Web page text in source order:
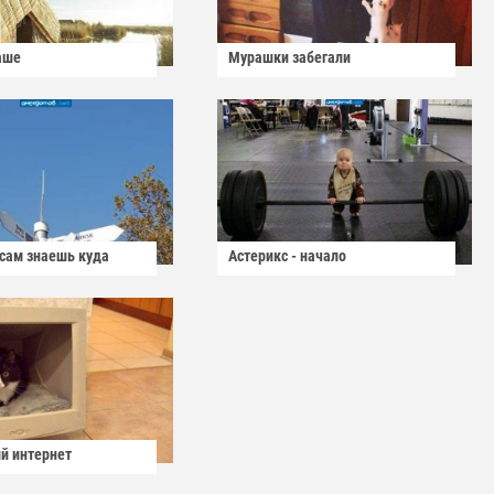
Мурашки забегали
знаешь куда Астерикс - начало
интернет